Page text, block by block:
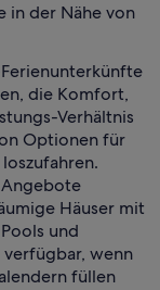
in der Nähe von
die Komfort,
Verhältnis
Optionen für
Häuser mit
und
wenn
füllen